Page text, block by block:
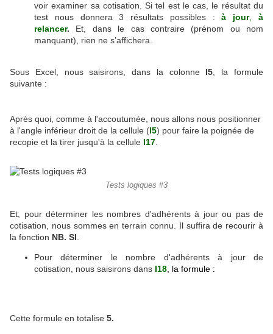
voir examiner sa cotisation. Si tel est le cas, le résultat du
test nous donnera 3 résultats possibles :à jour,à
relancer. Et, dans le cas contraire (prénom ou nom
manquant), rien ne s’affichera.
Sous Excel, nous saisirons, dans la colonne I5 , la formule
suivante :
Après quoi, comme à l'accoutumée, nous allons nous positionner
à l'angle inférieur droit de la cellule (I5) pour faire la poignée de
recopie et la tirer jusqu'à la cellule I17
Tests logiques #3
Et, pour déterminer les nombres d'adhérents à jour ou pas de
cotisation, nous sommes en terrain connu. Il suffira de recourir à
la fonction NB. SI
Pour déterminer le nombre d'adhérents à jour de
cotisation, nous saisirons dans I18 , la formule :
Cette formule en totalise 5.